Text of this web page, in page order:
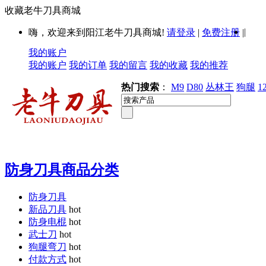
收藏老牛刀具商城
嗨，欢迎来到阳江老牛刀具商城! 请登录 | 免费注册 ||
我的账户
我的账户 我的订单 我的留言 我的收藏 我的推荐
热门搜索 ： M9 D80 丛林王 狗腿
防身刀具商品分类
防身刀具
新品刀具 hot
防身电棍 hot
武士刀 hot
狗腿弯刀 hot
付款方式 hot